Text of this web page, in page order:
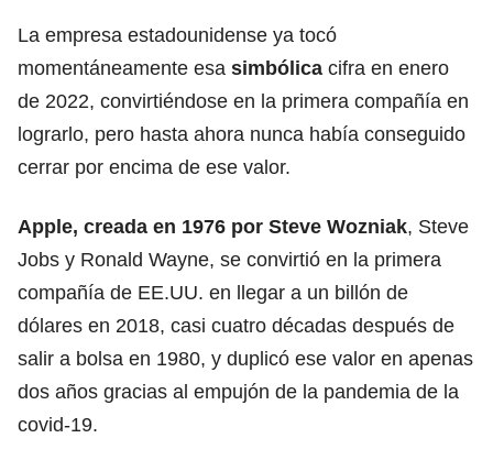
La empresa estadounidense ya tocó
momentáneamente esa simbólica cifra en enero
de 2022, convirtiéndose en la primera compañía en
lograrlo, pero hasta ahora nunca había conseguido
cerrar por encima de ese valor.
Apple, creada en 1976 por Steve Wozniak, Steve
Jobs y Ronald Wayne, se convirtió en la primera
compañía de EE.UU. en llegar a un billón de
dólares en 2018, casi cuatro décadas después de
salir a bolsa en 1980, y duplicó ese valor en apenas
dos años gracias al empujón de la pandemia de la
covid-19.